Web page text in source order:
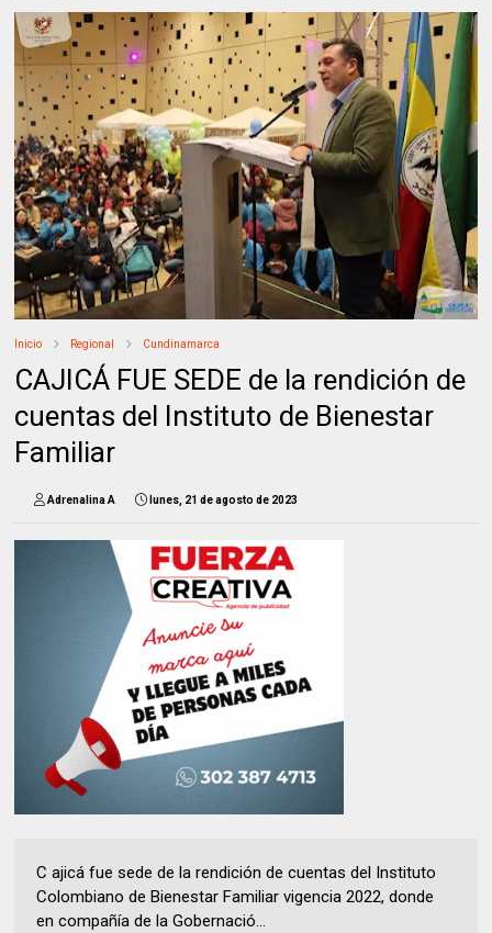
Inicio Regional Cundinamarca
CAJICÁ FUE SEDE de la rendición de
cuentas del Instituto de Bienestar
Familiar
Adrenalina A lunes, 21 de agosto de 2023
C ajicá fue sede de la rendición de cuentas del Instituto
Colombiano de Bienestar Familiar vigencia 2022, donde
en compañía de la Gobernació...